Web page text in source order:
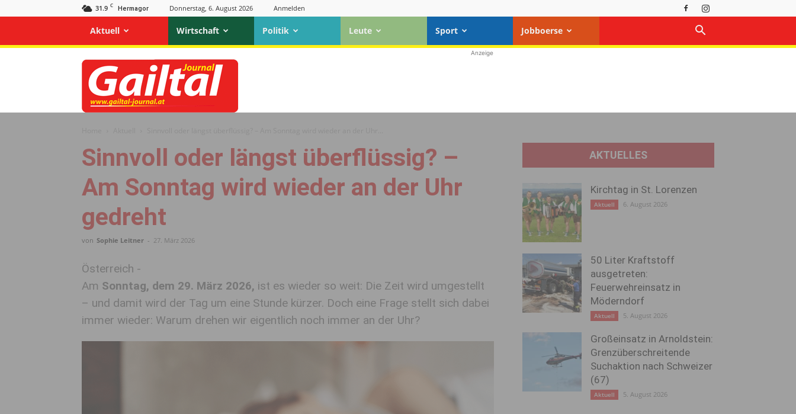
31.9 C Hermagor Donnerstag, 6. August 2026 Anmelden
Aktuell Wirtschaft Politik Leute Sport Jobboerse
Gailtal
Journal
Anzeige
Sinnvoll oder längst überflüssig? –
Am Sonntag wird wieder an der Uhr
gedreht
von Sophie Leitner - 27. März 2026
Österreich -
Am Sonntag, dem 29. März 2026, ist es wieder so weit: Die Zeit wird umgestellt
– und damit wird der Tag um eine Stunde kürzer. Doch eine Frage stellt sich dabei
immer wieder: Warum drehen wir eigentlich noch immer an der Uhr?
AKTUELLES
Kirchtag in St. Lorenzen
Aktuell 6. August 2026
50 Liter Kraftstoff
ausgetreten:
Feuerwehreinsatz in
Möderndorf
Aktuell 5. August 2026
Großeinsatz in Arnoldstein:
Grenzüberschreitende
Suchaktion nach Schweizer
(67)
Aktuell 5. August 2026